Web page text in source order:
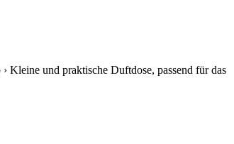
Kleine und praktische Duftdose, passend für das